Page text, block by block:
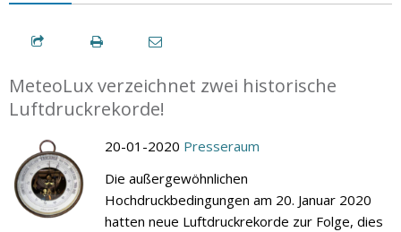
MeteoLux verzeichnet zwei historische
Luftdruckrekorde!
20-01-2020 Presseraum
Die außergewöhnlichen
Hochdruckbedingungen am 20. Januar 2020
hatten neue Luftdruckrekorde zur Folge, dies